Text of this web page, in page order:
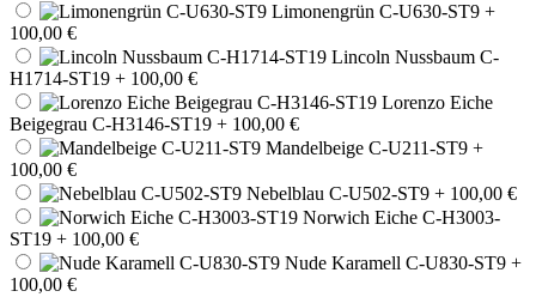
Limonengrün C-U630-ST9 +
100,00 €
Lincoln Nussbaum C-
H1714-ST19 + 100,00 €
Lorenzo Eiche
Beigegrau C-H3146-ST19 + 100,00 €
Mandelbeige C-U211-ST9 +
100,00 €
Nebelblau C-U502-ST9 + 100,00 €
Norwich Eiche C-H3003-
ST19 + 100,00 €
Nude Karamell C-U830-ST9 +
100,00 €